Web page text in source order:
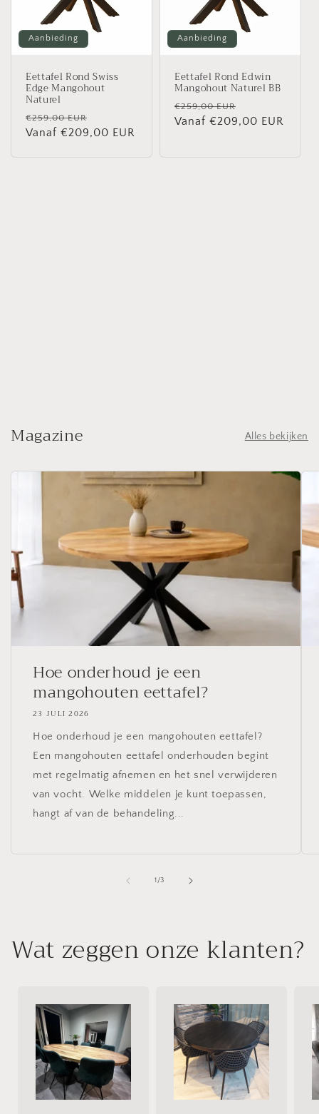
Aanbieding
Eettafel Rond Swiss
Edge Mangohout
Naturel
Normale
prijs
€259,00 EUR
Aanbiedingsprijs
Vanaf €209,00 EUR
Aanbieding
Eettafel Rond Edwin
Mangohout Naturel BB
Normale
prijs
€259,00 EUR
Vanaf €209,00 EUR
Magazine Alles bekijken
Hoe onderhoud je een
mangohouten eettafel?
23 JULI 2026
Hoe onderhoud je een mangohouten eettafel?
Een mangohouten eettafel onderhouden begint
met regelmatig afnemen en het snel verwijderen
van vocht. Welke middelen je kunt toepassen,
hangt af van de behandeling...
1 /van
3
Wat zeggen onze klanten?